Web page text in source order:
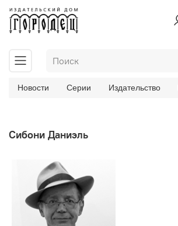
Новости Серии Издательство
Сибони Даниэль